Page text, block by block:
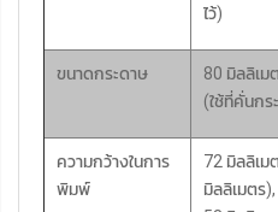
ไว้)
ขนาดกระดาษ
80 มิลลิเม
(ใช้ที่คั่นกร
ความกว้างในการ
พิมพ์
72 มิลลิเม
มิลลิเมตร